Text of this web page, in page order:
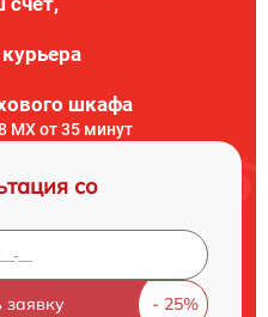
шкафа
MX от 35 минут
со
заявку